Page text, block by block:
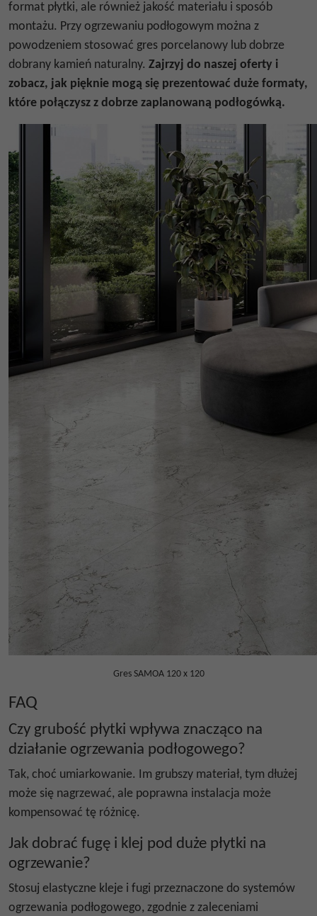
format płytki, ale również jakość materiału i sposób
montażu. Przy ogrzewaniu podłogowym można z
powodzeniem stosować gres porcelanowy lub dobrze
dobrany kamień naturalny. Zajrzyj do naszej oferty i
zobacz, jak pięknie mogą się prezentować duże formaty,
które połączysz z dobrze zaplanowaną podłogówką.
Gres SAMOA 120 x 120
FAQ
Czy grubość płytki wpływa znacząco na
działanie ogrzewania podłogowego?
Tak, choć umiarkowanie. Im grubszy materiał, tym dłużej
może się nagrzewać, ale poprawna instalacja może
kompensować tę różnicę.
Jak dobrać fugę i klej pod duże płytki na
ogrzewanie?
Stosuj elastyczne kleje i fugi przeznaczone do systemów
ogrzewania podłogowego, zgodnie z zaleceniami